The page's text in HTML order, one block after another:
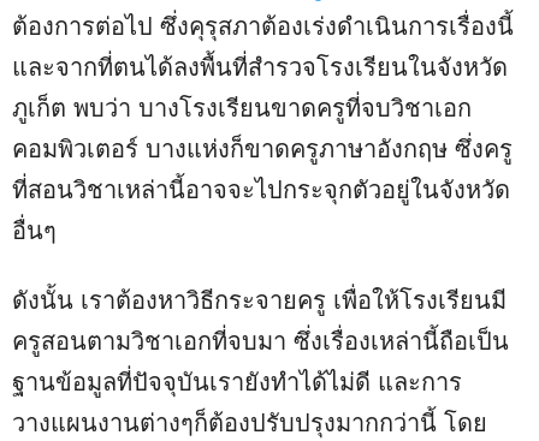
ต้องการต่อไป ซึ่งคุรุสภาต้องเร่งดำเนินการเรื่องนี้
และจากที่ตนได้ลงพื้นที่สำรวจโรงเรียนในจังหวัด
ภูเก็ต พบว่า บางโรงเรียนขาดครูที่จบวิชาเอก
คอมพิวเตอร์ บางแห่งก็ขาดครูภาษาอังกฤษ ซึ่งครู
ที่สอนวิชาเหล่านี้อาจจะไปกระจุกตัวอยู่ในจังหวัด
อื่นๆ
ดังนั้น เราต้องหาวิธีกระจายครู เพื่อให้โรงเรียนมี
ครูสอนตามวิชาเอกที่จบมา ซึ่งเรื่องเหล่านี้ถือเป็น
ฐานข้อมูลที่ปัจจุบันเรายังทำได้ไม่ดี และการ
วางแผนงานต่างๆก็ต้องปรับปรุงมากกว่านี้ โดย